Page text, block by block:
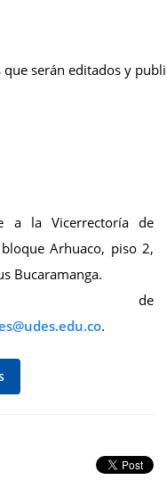
serán editados y
a la Vicerrectoría de
Arhuaco, piso 2,
Bucaramanga.
de
.